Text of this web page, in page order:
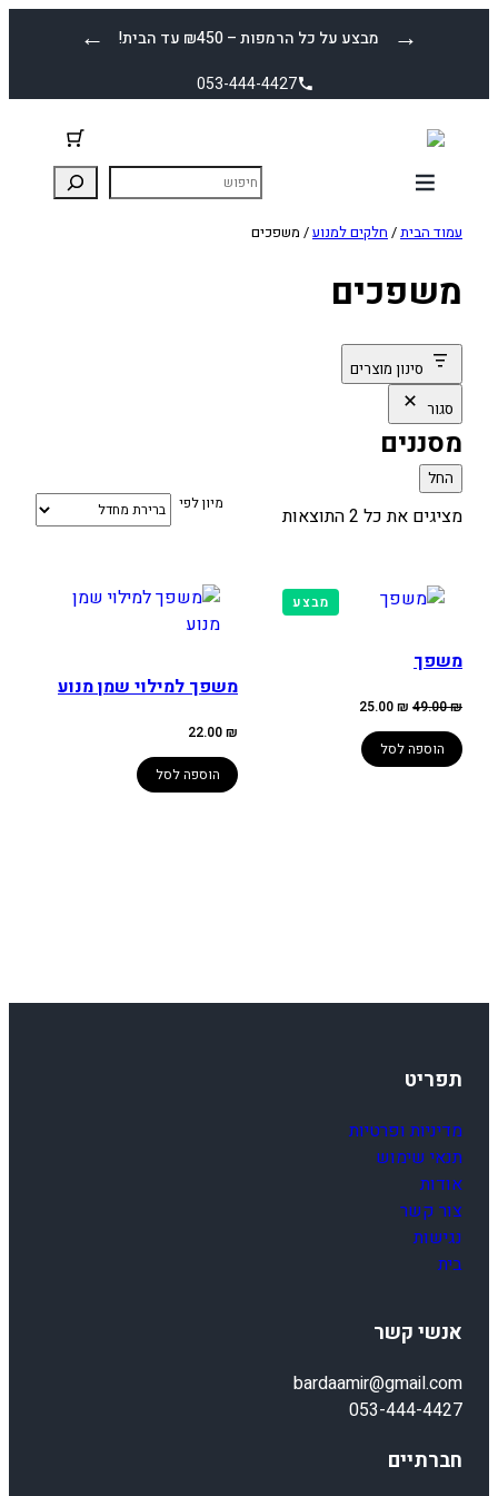
← מבצע על כל הרמפות – ₪450 עד הבית! →
053-444-4427
עמוד הבית/ חלקים למנוע/ משפכים
משפכים
סינון מוצרים
סגור
מסננים
החל
מציגים את כל ⁦2⁩ התוצאות מיון לפי
מבצעמוצרים
במבצע
משפך
49.00₪ המחיר
היה:
49.00 ₪.
25.00₪
הוספה לסל
משפך למילוי שמן מנוע
22.00₪
הוספה לסל
תפריט
מדיניות ופרטיות
תנאי שימוש
אודות
צור קשר
נגישות
בית
אנשי קשר
bardaamir@gmail.com
053-444-4427
חברתיים